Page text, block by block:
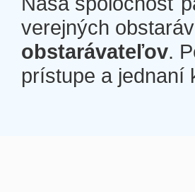
verejných
obstarávateľov.
prístupe a jednaní